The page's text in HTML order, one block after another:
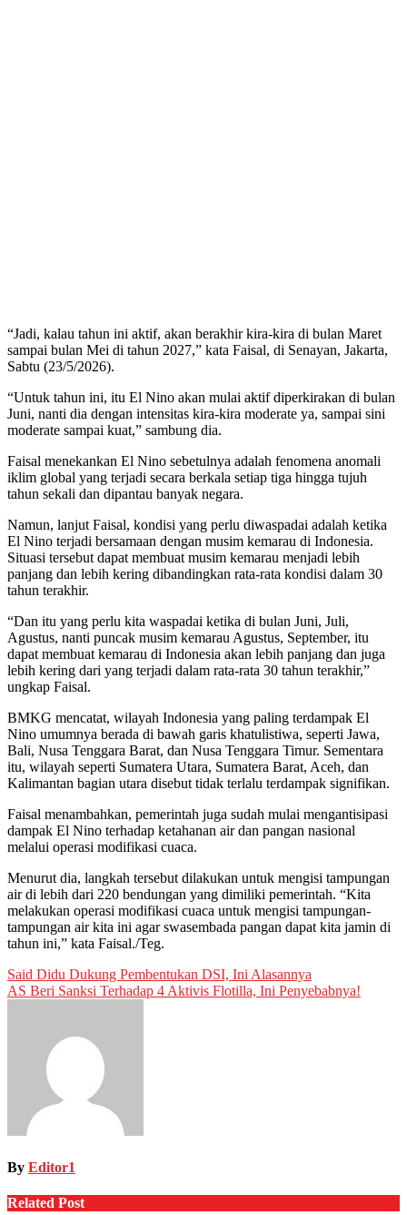
“Jadi, kalau tahun ini aktif, akan berakhir kira-kira di bulan Maret
sampai bulan Mei di tahun 2027,” kata Faisal, di Senayan, Jakarta,
Sabtu (23/5/2026).
“Untuk tahun ini, itu El Nino akan mulai aktif diperkirakan di bulan
Juni, nanti dia dengan intensitas kira-kira moderate ya, sampai sini
moderate sampai kuat,” sambung dia.
Faisal menekankan El Nino sebetulnya adalah fenomena anomali
iklim global yang terjadi secara berkala setiap tiga hingga tujuh
tahun sekali dan dipantau banyak negara.
Namun, lanjut Faisal, kondisi yang perlu diwaspadai adalah ketika
El Nino terjadi bersamaan dengan musim kemarau di Indonesia.
Situasi tersebut dapat membuat musim kemarau menjadi lebih
panjang dan lebih kering dibandingkan rata-rata kondisi dalam 30
tahun terakhir.
“Dan itu yang perlu kita waspadai ketika di bulan Juni, Juli,
Agustus, nanti puncak musim kemarau Agustus, September, itu
dapat membuat kemarau di Indonesia akan lebih panjang dan juga
lebih kering dari yang terjadi dalam rata-rata 30 tahun terakhir,”
ungkap Faisal.
BMKG mencatat, wilayah Indonesia yang paling terdampak El
Nino umumnya berada di bawah garis khatulistiwa, seperti Jawa,
Bali, Nusa Tenggara Barat, dan Nusa Tenggara Timur. Sementara
itu, wilayah seperti Sumatera Utara, Sumatera Barat, Aceh, dan
Kalimantan bagian utara disebut tidak terlalu terdampak signifikan.
Faisal menambahkan, pemerintah juga sudah mulai mengantisipasi
dampak El Nino terhadap ketahanan air dan pangan nasional
melalui operasi modifikasi cuaca.
Menurut dia, langkah tersebut dilakukan untuk mengisi tampungan
air di lebih dari 220 bendungan yang dimiliki pemerintah. “Kita
melakukan operasi modifikasi cuaca untuk mengisi tampungan-
tampungan air kita ini agar swasembada pangan dapat kita jamin di
tahun ini,” kata Faisal./Teg.
Post
navigation
Said Didu Dukung Pembentukan DSI, Ini Alasannya
AS Beri Sanksi Terhadap 4 Aktivis Flotilla, Ini Penyebabnya!
By Editor1
Related Post